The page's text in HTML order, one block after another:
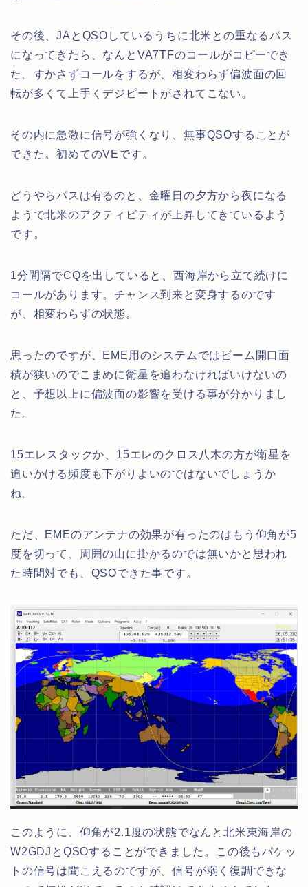
その後、JAとQSOしているうちに北米との重なるパス
になってきたら、なんとVA7TFのコールがコピーでき
た。すかさずコールをするが、相変わらず偏波面の回
転が多くて上手くデジピートがされてこない。
その内に急激に信号が強くなり、無事QSOすることが
できた。初めてのVEです。
どうやらパスは有るのと、金曜日の夕方から夜になる
ようで北米のアクティビティが上昇してきているよう
です。
1分間隔でCQを出していると、西海岸から立て続けに
コールがあります。チャンス到来と変身するのです
が、相変わらずの状態。
思ったのですが、EME用のシステムではビーム開口面
積が狭いのでこまめに衛星を追わなければいけないの
と、予想以上に偏波面の影響を受ける事が分かりまし
た。
15エレスタックか、15エレのクロス八木の方が衛星を
追いかける頻度も下がりよいのではないでしょうか
ね。
ただ、EMEのアンテナの効果が有ったのはもう仰角が5
度を切って、周囲の山に掛かるのでは無いかと思われ
た時間対でも、QSOできた事です。
このように、仰角が2.1度の状態でなんと北米東海岸の
W2GDJとQSOすることができました。この後もパケッ
トの信号は聞こえるのですが、信号が弱く復調できな